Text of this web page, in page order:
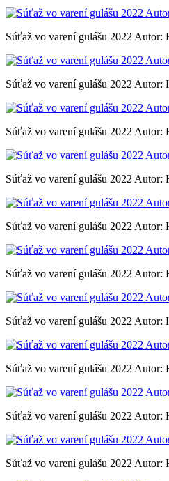
Súťaž vo varení gulášu 2022 Autor:
Súťaž vo varení gulášu 2022 Autor:
Súťaž vo varení gulášu 2022 Autor:
Súťaž vo varení gulášu 2022 Autor:
Súťaž vo varení gulášu 2022 Autor:
Súťaž vo varení gulášu 2022 Autor:
Súťaž vo varení gulášu 2022 Autor:
Súťaž vo varení gulášu 2022 Autor:
Súťaž vo varení gulášu 2022 Autor:
Súťaž vo varení gulášu 2022 Autor: